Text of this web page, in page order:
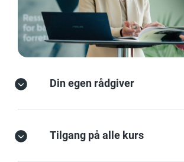
Din egen rådgiver
Tilgang på alle kurs